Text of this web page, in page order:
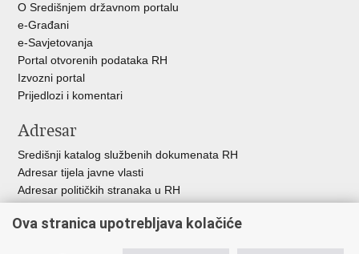
O Središnjem državnom portalu
e-Građani
e-Savjetovanja
Portal otvorenih podataka RH
Izvozni portal
Prijedlozi i komentari
Adresar
Središnji katalog službenih dokumenata RH
Adresar tijela javne vlasti
Adresar političkih stranaka u RH
Besplatni telefoni javne uprave
Ova stranica upotrebljava kolačiće